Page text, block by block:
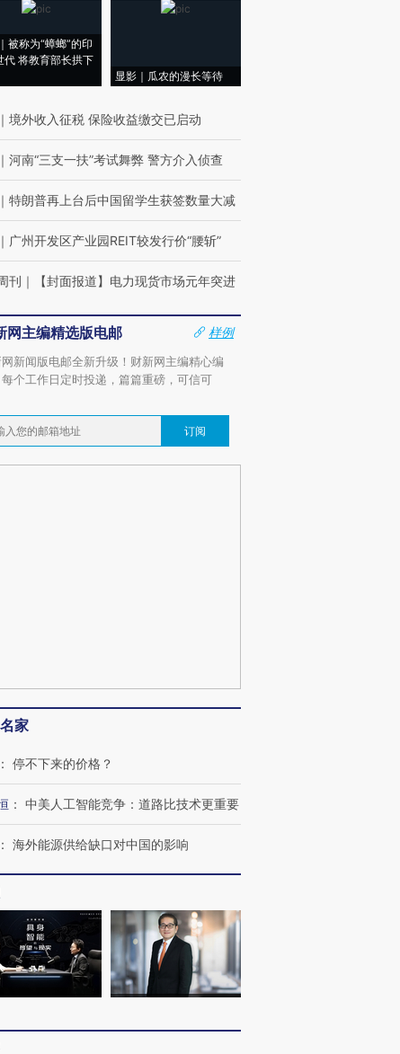
走私7万
百城独占
熬过48°C
被称为“蟑螂”的印
代 将教育部长拱下
显影｜瓜农的漫长等待
｜ 境外收入征税 保险收益缴交已启动
｜ 河南“三支一扶”考试舞弊 警方介入侦查
｜ 特朗普再上台后中国留学生获签数量大减
｜ 广州开发区产业园REIT较发行价“腰斩”
刊 ｜ 【封面报道】电力现货市场元年突进
网主编精选版电邮
样例
新闻版电邮全新升级！财新网主编精心编
个工作日定时投递，篇篇重磅，可信可
订阅
家
： 停不下来的价格？
： 中美人工智能竞争：道路比技术更重要
： 海外能源供给缺口对中国的影响